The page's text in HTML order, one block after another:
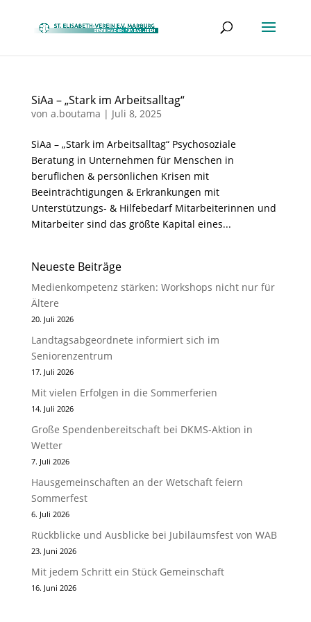
SiAa – „Stark im Arbeitsalltag“
von a.boutama | Juli 8, 2025
SiAa – „Stark im Arbeitsalltag“ Psychosoziale
Beratung in Unternehmen für Menschen in
beruflichen & persönlichen Krisen mit
Beeinträchtigungen & Erkrankungen mit
Unterstützungs- & Hilfebedarf Mitarbeiterinnen und
Mitarbeiter sind das größte Kapital eines...
Neueste Beiträge
Medienkompetenz stärken: Workshops nicht nur für
Ältere
20. Juli 2026
Landtagsabgeordnete informiert sich im
Seniorenzentrum
17. Juli 2026
Mit vielen Erfolgen in die Sommerferien
14. Juli 2026
Große Spendenbereitschaft bei DKMS-Aktion in
Wetter
7. Juli 2026
Hausgemeinschaften an der Wetschaft feiern
Sommerfest
6. Juli 2026
Rückblicke und Ausblicke bei Jubiläumsfest von WAB
23. Juni 2026
Mit jedem Schritt ein Stück Gemeinschaft
16. Juni 2026